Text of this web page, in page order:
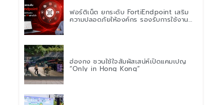
ฟอร์ติเน็ต ยกระดับ FortiEndpoint เสริม
ความปลอดภัยให้องค์กร รองรับการใช้งาน
ฮ่องกง ชวนใช้ใจสัมผัสเสน่ห์เปิดแคมเปญ
“Only in Hong Kong”